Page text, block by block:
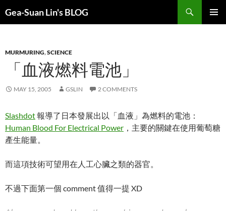
Gea-Suan Lin's BLOG
MURMURING,SCIENCE
「血液燃料電池」
MAY 15, 2005 GSLIN 2 COMMENTS
Slashdot報導了日本發展出以「血液」為燃料的電池：
Human Blood For Electrical Power ，主要的關鍵在使用葡萄糖
產生能量。
而這項技術可望用在人工心臟之類的器官。
不過下面第一個 comment 值得一提 XD